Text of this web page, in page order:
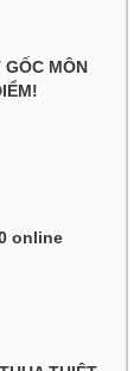
GỐC MÔN
online